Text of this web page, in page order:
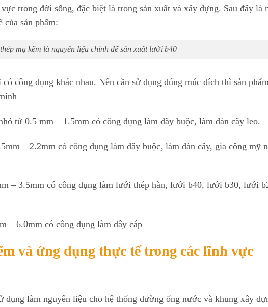
trong đời sống, đặc biệt là trong sản xuất và xây dựng. Sau đây là
của sản phẩm:
mạ kẽm là nguyên liệu chính để sản xuất lưới b40
công dụng khác nhau. Nên cần sử dụng đúng múc đích thì sản phẩm
từ 0.5 mm – 1.5mm có công dụng làm dây buộc, làm dàn cây leo.
– 2.2mm có công dụng làm dây buộc, làm dàn cây, gia công mỹ
– 3.5mm có công dụng làm lưới thép hàn, lưới b40, lưới b30, lưới
– 6.0mm có công dụng làm dây cáp
và ứng dụng thực tế trong các lĩnh vực
dụng làm nguyên liệu cho hệ thống đường ống nước và khung xây